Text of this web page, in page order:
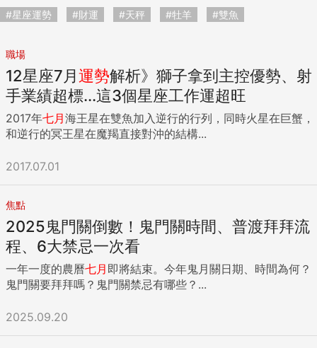
#星座運勢 #財運 #天秤 #牡羊 #雙魚
職場
12星座7月運勢解析》獅子拿到主控優勢、射
手業績超標...這3個星座工作運超旺
2017年七月海王星在雙魚加入逆行的行列，同時火星在巨蟹，
和逆行的冥王星在魔羯直接對沖的結構...
2017.07.01
焦點
2025鬼門關倒數！鬼門關時間、普渡拜拜流
程、6大禁忌一次看
一年一度的農曆七月 即將結束。今年鬼月關日期、時間為何？
鬼門關要拜拜嗎？鬼門關禁忌有哪些？...
2025.09.20